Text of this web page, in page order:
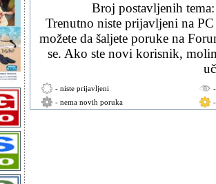
Broj postavljenih
Trenutno niste prijavljeni na
možete da šaljete poruke na
se. Ako ste novi korisnik,
- niste prijavljeni
- nema novih poruka